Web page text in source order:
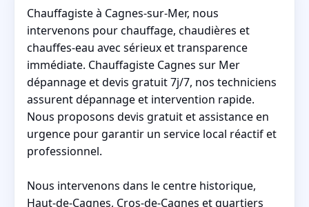
Chauffagiste à Cagnes-sur-Mer, nous
intervenons pour chauffage, chaudières et
chauffes-eau avec sérieux et transparence
immédiate. Chauffagiste Cagnes sur Mer
dépannage et devis gratuit 7j/7, nos techniciens
assurent dépannage et intervention rapide.
Nous proposons devis gratuit et assistance en
urgence pour garantir un service local réactif et
professionnel.
Nous intervenons dans le centre historique,
Haut-de-Cagnes, Cros-de-Cagnes et quartiers